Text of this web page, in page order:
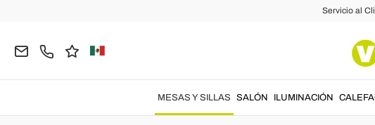
Servicio al
MESAS Y SILLAS SALÓN ILUMINACIÓN
Taburetes Made
Completa islas de cocina, barras, bares y espacios profesionales con los
selección de taburetes modernos, de diseño y vintage